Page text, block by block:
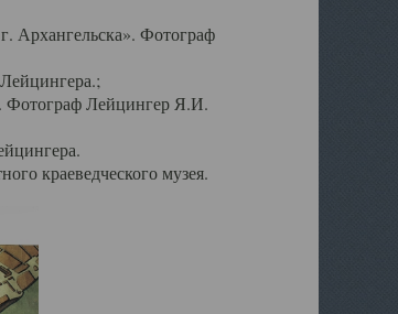
Архангельска». Фотограф
Фотограф Лейцингер Я.И.
краеведческого музея.